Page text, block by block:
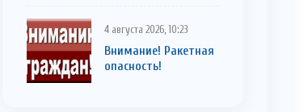
4 августа 2026, 10:23
Внимание! Ракетная
опасность!